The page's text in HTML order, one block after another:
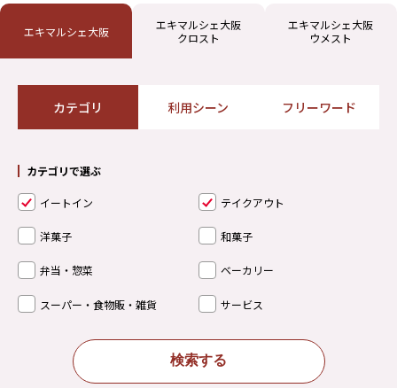
エキマルシェ大阪
エキマルシェ大阪
クロスト
エキマルシェ大阪
ウメスト
カテゴリ 利用シーン フリーワード
カテゴリで選ぶ
イートイン テイクアウト
洋菓子 和菓子
弁当・惣菜 ベーカリー
スーパー・食物販・雑貨 サービス
検索する